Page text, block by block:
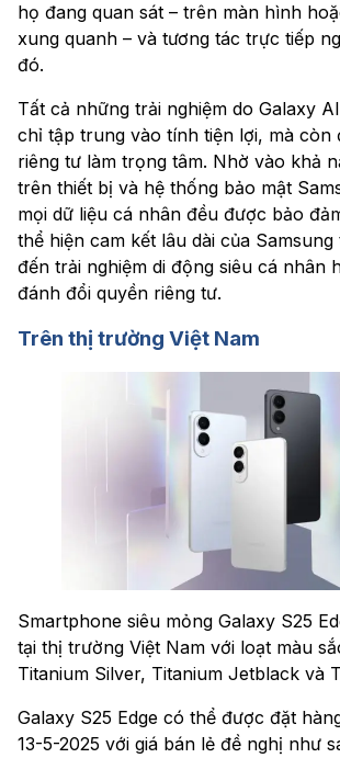
họ đang quan sát – trên màn hình
xung quanh – và tương tác trực tiếp
đó.
Tất cả những trải nghiệm do Galaxy
chỉ tập trung vào tính tiện lợi, mà còn
riêng tư làm trọng tâm. Nhờ vào khả
trên thiết bị và hệ thống bảo mật
mọi dữ liệu cá nhân đều được bảo
thể hiện cam kết lâu dài của
đến trải nghiệm di động siêu cá nhân
đánh đổi quyền riêng tư.
Trên thị trường Việt Nam
Smartphone siêu mỏng Galaxy S25
tại thị trường Việt Nam với loạt màu
Titanium Silver, Titanium Jetblack và
Galaxy S25 Edge có thể được đặt
13-5-2025 với giá bán lẻ đề nghị như